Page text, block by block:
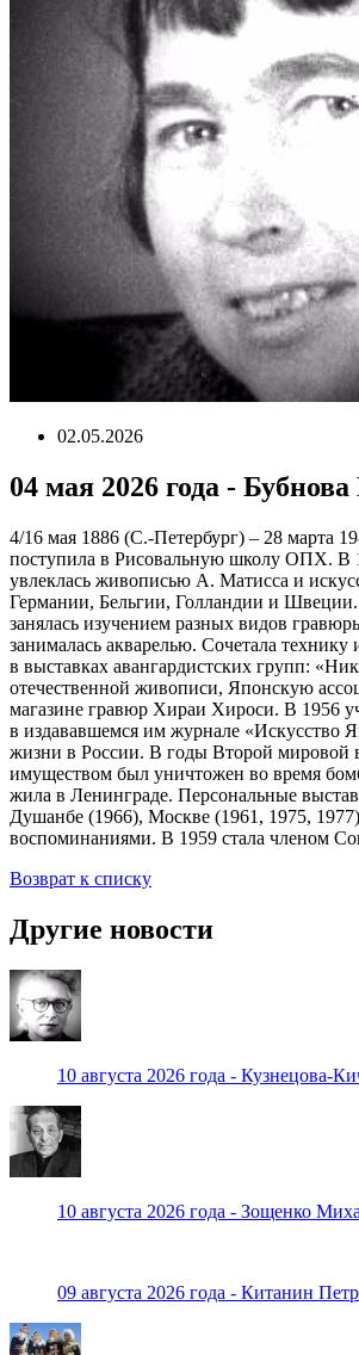
02.05.2026
04 мая 2026 года -
4/16 мая 1886 (С.-Петербург) – 28 марта
поступила в Рисовальную школу ОПХ. В
увлеклась живописью А. Матисса и
Германии, Бельгии, Голландии и Швеции.
занялась изучением разных видов
занималась акварелью. Сочетала
в выставках авангардистских групп:
отечественной живописи, Японскую
магазине гравюр Хираи Хироси. В 1956
в издававшемся им журнале «Искусство
жизни в России. В годы Второй мировой
имуществом был уничтожен во время
жила в Ленинграде. Персональные
Душанбе (1966), Москве (1961, 1975,
воспоминаниями. В 1959 стала членом
Возврат к списку
Другие новости
10 августа 2026 года - Кузнецова-
10 августа 2026 года - Зощенко
09 августа 2026 года - Китанин